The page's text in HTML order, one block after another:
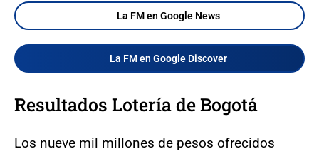
La FM en Google News
La FM en Google Discover
Resultados Lotería de Bogotá
Los nueve mil millones de pesos ofrecidos